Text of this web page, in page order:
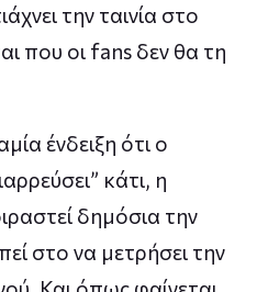
την ταινία στο
που οι fans δεν θα τη
ένδειξη ότι ο
κάτι, η
δημόσια την
στο να μετρήσει την